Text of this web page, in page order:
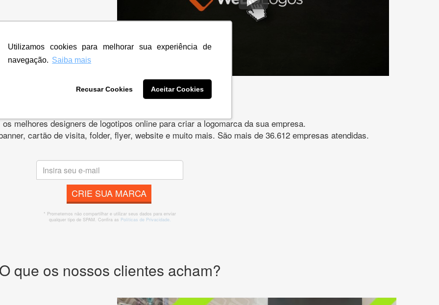
Utilizamos cookies para melhorar sua experiência de
navegação. Saiba mais
Recusar Cookies Aceitar Cookies
e peça
melhores designers de logotipos online para criar a logomarca da sua empresa.
cartão de visita, folder, flyer, website e muito mais. São mais de 36.612 empresas atendidas.
CRIE SUA MARCA
* Prometemos não compartilhar e utilizar seus dados para enviar
qualquer tipo de SPAM. Confira as Políticas de Privacidade.
que os nossos clientes acham?